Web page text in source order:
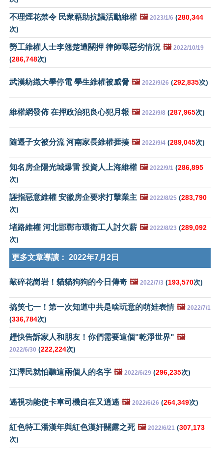
不理煙花禁令 民衆藉助抗議活動維權 🖼️ 2023/1/6 (280,344
次)
勞工維權人士李翹楚遭關押 律師曝惡劣情況 🖼️ 2022/10/19
(286,748次)
武漢紡織大學停電 學生維權被威脅 🖼️ 2022/9/26 (292,835次)
維權網發佈 在押政治犯良心犯月報 🖼️ 2022/9/8 (287,965次)
隨遷子女被分流 河南家長維權捱揍 🖼️ 2022/9/4 (289,045次)
知名房企陽光城爆雷 投資人上海維權 🖼️ 2022/9/1 (286,895
次)
誣指惡意維權 安徽房企要求打擊業主 🖼️ 2022/8/25 (283,790
次)
堵路維權 河北邯鄲市環衛工人討欠薪 🖼️ 2022/8/23 (289,092
次)
更多文章導讀： 2022年7月2日
敲碎花崗岩！貓貓狗狗的今日傳奇 🖼️ 2022/7/3 (193,570次)
搞笑七一！第一次知道中共是啥玩意的萌娃表情 🖼️ 2022/7/1
(336,784次)
趕快告訴家人和朋友！你們需要這個"乾淨世界" 🖼️
2022/6/30 (222,224次)
江澤民就怕聽這兩個人的名字 🖼️ 2022/6/29 (296,235次)
遙視功能使卡車司機自在又逍遙 🖼️ 2022/6/26 (264,349次)
紅色特工潘漢年與紅色漢奸關露之死 🖼️ 2022/6/21 (307,173
次)